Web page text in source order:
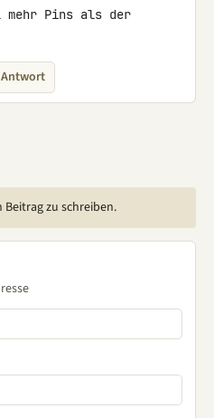
mehr Pins als der
Antwort
zu schreiben.